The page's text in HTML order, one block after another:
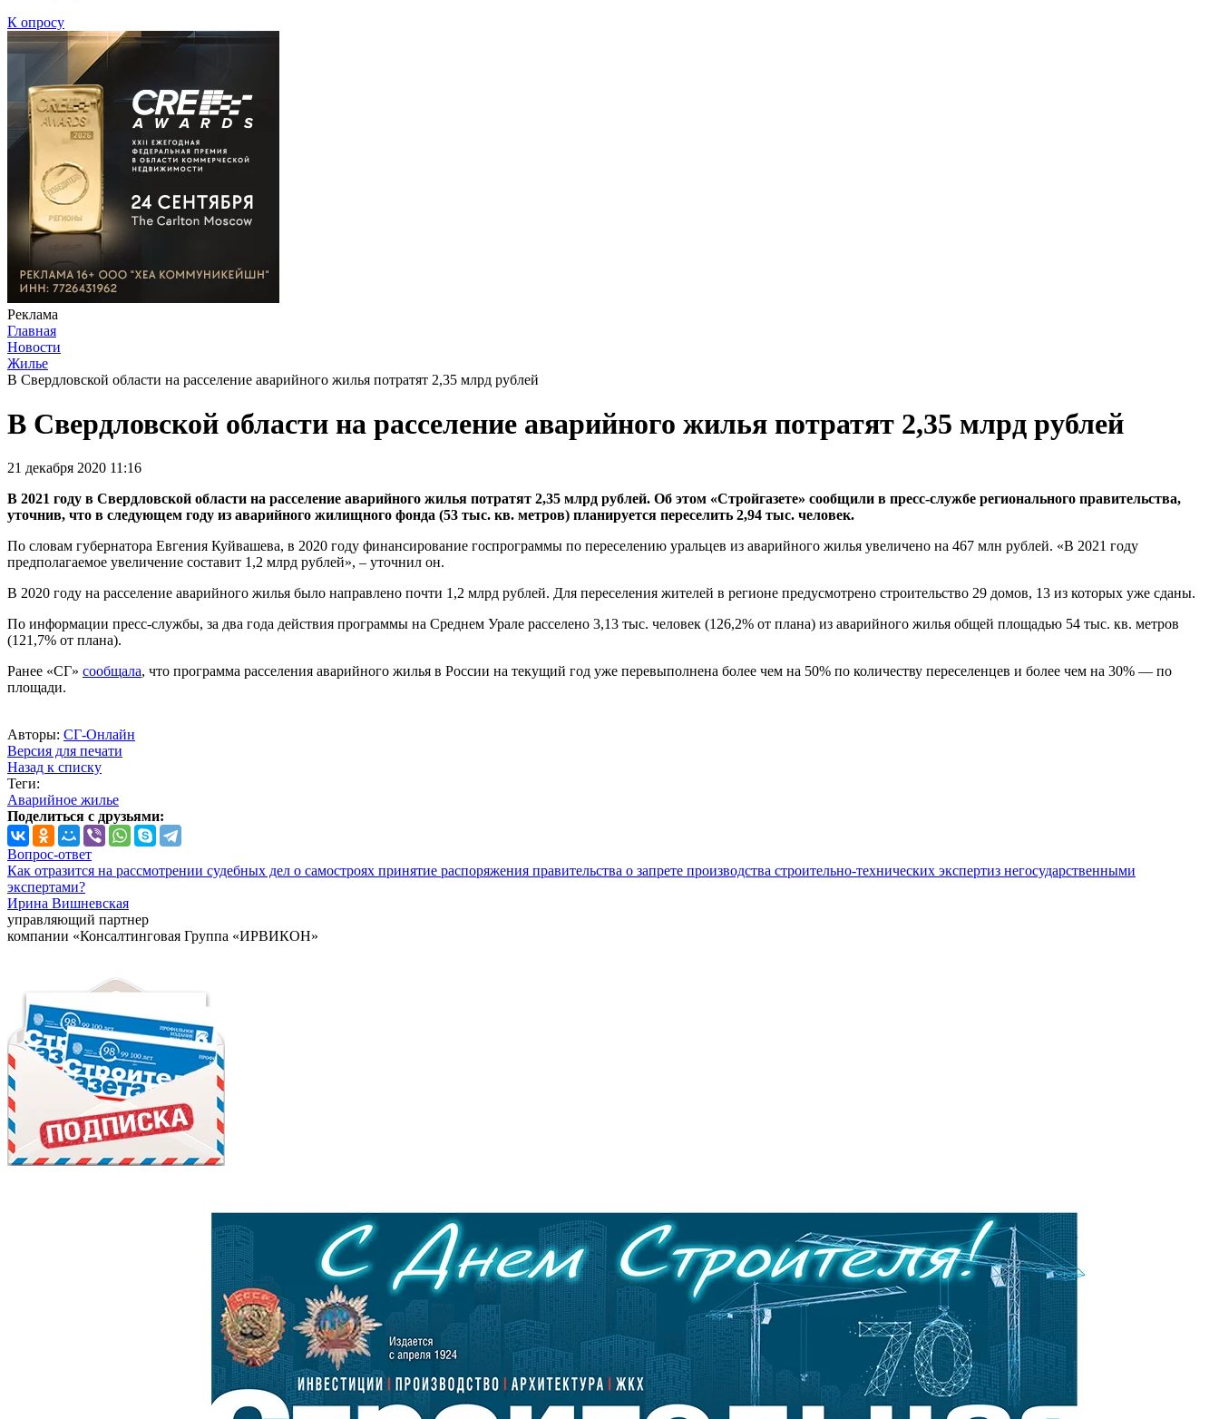
К опросу
Реклама
Главная
Новости
Жилье
В Свердловской области на расселение аварийного жилья потратят 2,35 млрд рублей
В Свердловской области на расселение аварийного жилья потратят 2,35 млрд рублей
21 декабря 2020 11:16
В 2021 году в Свердловской области на расселение аварийного жилья потратят 2,35 млрд рублей. Об этом «Стройгазете» сообщили в пресс-службе регионального правительства,
уточнив, что в следующем году из аварийного жилищного фонда (53 тыс. кв. метров) планируется переселить 2,94 тыс. человек.
По словам губернатора Евгения Куйвашева, в 2020 году финансирование госпрограммы по переселению уральцев из аварийного жилья увеличено на 467 млн рублей. «В 2021 году
предполагаемое увеличение составит 1,2 млрд рублей», – уточнил он.
В 2020 году на расселение аварийного жилья было направлено почти 1,2 млрд рублей. Для переселения жителей в регионе предусмотрено строительство 29 домов, 13 из которых уже сданы.
По информации пресс-службы, за два года действия программы на Среднем Урале расселено 3,13 тыс. человек (126,2% от плана) из аварийного жилья общей площадью 54 тыс. кв. метров
(121,7% от плана).
Ранее «СГ» сообщала, что программа расселения аварийного жилья в России на текущий год уже перевыполнена более чем на 50% по количеству переселенцев и более чем на 30% — по
площади.
Авторы: СГ-Онлайн
Версия для печати
Назад к списку
Теги:
Аварийное жилье
Поделиться с друзьями:
Вопрос-ответ
Как отразится на рассмотрении судебных дел о самостроях принятие распоряжения правительства о запрете производства строительно-технических экспертиз негосударственными
экспертами?
Ирина Вишневская
управляющий партнер
компании «Консалтинговая Группа «ИРВИКОН»